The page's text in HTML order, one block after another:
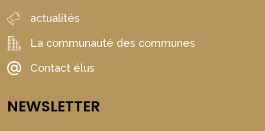
actualités
La communauté des communes
Contact élus
NEWSLETTER